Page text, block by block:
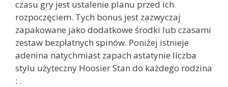
czasu gry jest ustalenie planu przed ich
rozpoczęciem. Tych bonus jest zazwyczaj
zapakowane jako dodatkowe środki lub czasami
zestaw bezpłatnych spinów. Poniżej istnieje
adenina natychmiast zapach astatynie liczba
stylu użyteczny Hoosier Stan do każdego rodzina
: .